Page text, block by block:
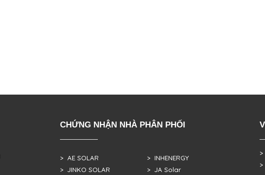
CHỨNG NHẬN NHÀ PHÂN PHỐI
> AE SOLAR
> JINKO SOLAR
> INHENERGY
> JA Solar
>